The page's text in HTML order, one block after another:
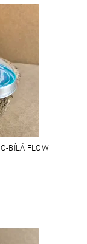
BÍLÁ FLOW